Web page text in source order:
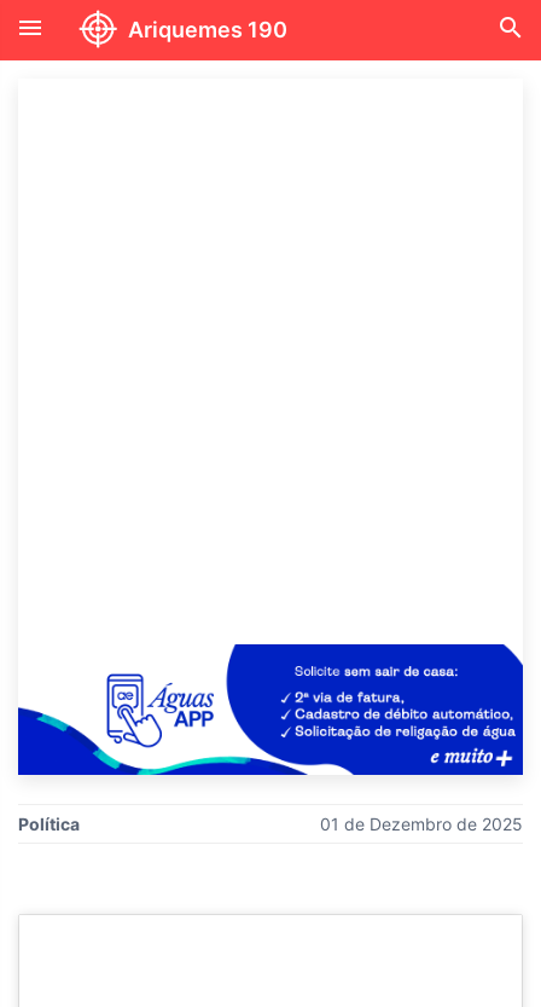
menu Ariquemes 190 search
Política 01 de Dezembro de 2025